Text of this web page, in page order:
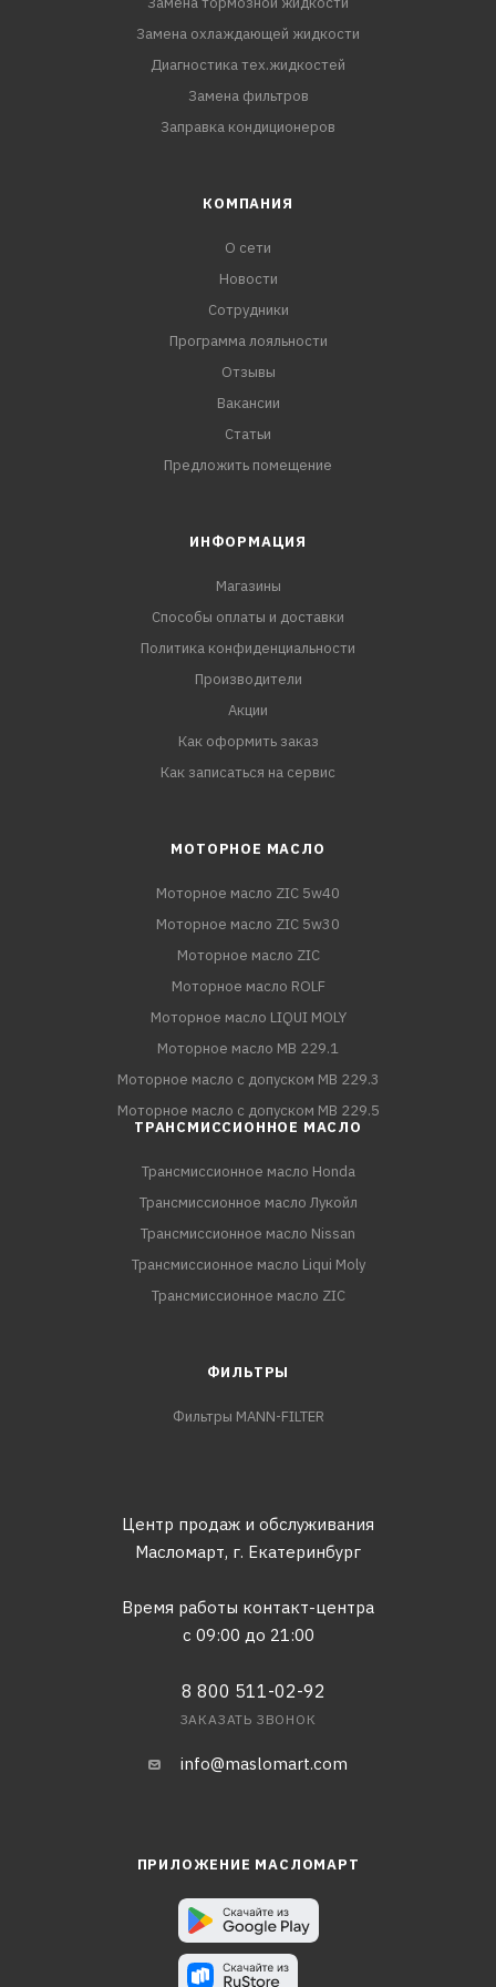
Замена охлаждающей жидкости
Диагностика тех.жидкостей
Замена фильтров
Заправка кондиционеров
КОМПАНИЯ
О сети
Новости
Сотрудники
Программа лояльности
Отзывы
Вакансии
Статьи
Предложить помещение
ИНФОРМАЦИЯ
Магазины
Способы оплаты и доставки
Политика конфиденциальности
Производители
Акции
Как оформить заказ
Как записаться на сервис
МОТОРНОЕ МАСЛО
Моторное масло ZIC 5w40
Моторное масло ZIC 5w30
Моторное масло ZIC
Моторное масло ROLF
Моторное масло LIQUI MOLY
Моторное масло MB 229.1
Моторное масло с допуском MB 229.3
Моторное масло с допуском MB 229.5
ТРАНСМИССИОННОЕ МАСЛО
Трансмиссионное масло Honda
Трансмиссионное масло Лукойл
Трансмиссионное масло Nissan
Трансмиссионное масло Liqui Moly
Трансмиссионное масло ZIC
ФИЛЬТРЫ
Фильтры MANN-FILTER
Центр продаж и обслуживания
Масломарт, г. Екатеринбург
Время работы контакт-центра
с 09:00 до 21:00
8 800 511-02-92
ЗАКАЗАТЬ ЗВОНОК
info@maslomart.com
ПРИЛОЖЕНИЕ МАСЛОМАРТ